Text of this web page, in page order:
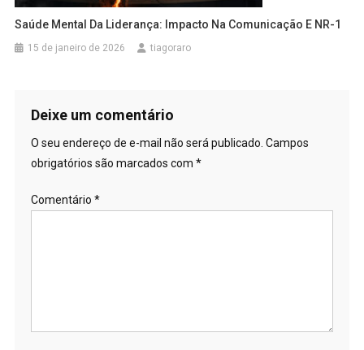
Saúde Mental Da Liderança: Impacto Na Comunicação E NR-1
15 de janeiro de 2026 tiagoraro
Deixe um comentário
O seu endereço de e-mail não será publicado. Campos
obrigatórios são marcados com *
Comentário *